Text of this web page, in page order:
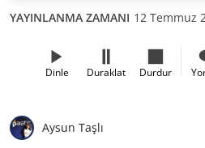
YAYINLANMA ZAMANI 12 Temmuz
Dinle Duraklat Durdur
Aysun Taşlı